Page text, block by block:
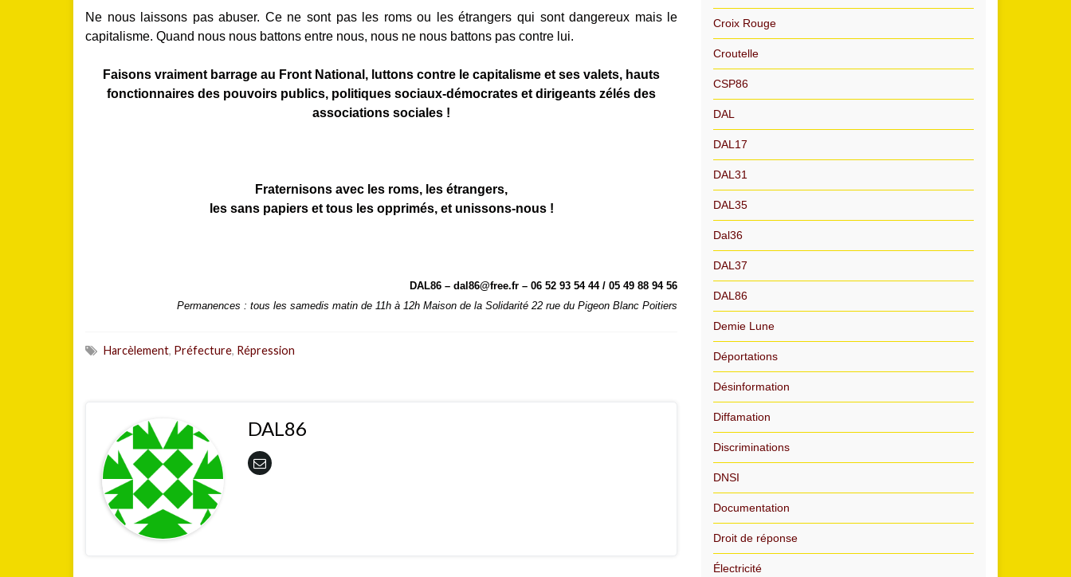
Ne nous laissons pas abuser. Ce ne sont pas les roms ou les étrangers qui sont dangereux mais le
capitalisme. Quand nous nous battons entre nous, nous ne nous battons pas contre lui.
Faisons vraiment barrage au Front National, luttons contre le capitalisme et ses valets, hauts
fonctionnaires des pouvoirs publics, politiques sociaux-démocrates et dirigeants zélés des
associations sociales !
Fraternisons avec les roms, les étrangers,
les sans papiers et tous les opprimés, et unissons-nous !
DAL86 – dal86@free.fr – 06 52 93 54 44 / 05 49 88 94 56
Permanences : tous les samedis matin de 11h à 12h Maison de la Solidarité 22 rue du Pigeon Blanc Poitiers
Harcèlement, Préfecture, Répression
DAL86
Croix Rouge
Croutelle
CSP86
DAL
DAL17
DAL31
DAL35
Dal36
DAL37
DAL86
Demie Lune
Déportations
Désinformation
Diffamation
Discriminations
DNSI
Documentation
Droit de réponse
Électricité